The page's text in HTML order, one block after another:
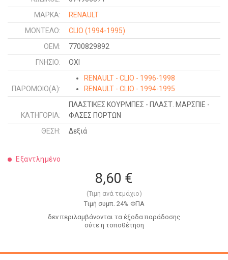
ΜΑΡΚΑ:
RENAULT
ΜΟΝΤΕΛΟ:
CLIO (1994-1995)
OEM:
7700829892
ΓΝΉΣΙΟ:
ΟΧΙ
ΠΑΡΌΜΟΙΟ(Α):
RENAULT - CLIO - 1996-1998
RENAULT - CLIO - 1994-1995
ΚΑΤΗΓΟΡΊΑ:
ΠΛΑΣΤΙΚΕΣ ΚΟΥΡΜΠΕΣ - ΠΛΑΣΤ. ΜΑΡΣΠΙΕ -
ΦΑΣΕΣ ΠΟΡΤΩΝ
ΘΈΣΗ:
Δεξιά
Εξαντλημένο
8,60 €
(Τιμή ανά τεμάχιο)
Tιμή συμπ. 24% ΦΠΑ
δεν περιλαμβάνονται τα έξοδα παράδοσης
ούτε η τοποθέτηση